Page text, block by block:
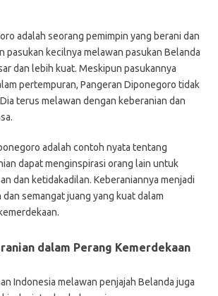
adalah seorang pemimpin yang berani dan
pasukan kecilnya melawan pasukan Belanda
dan lebih kuat. Meskipun pasukannya
pertempuran, Pangeran Diponegoro tidak
terus melawan dengan keberanian dan
adalah contoh nyata tentang
dapat menginspirasi orang lain untuk
dan ketidakadilan. Keberaniannya menjadi
semangat juang yang kuat dalam
dalam Perang Kemerdekaan
Indonesia melawan penjajah Belanda juga